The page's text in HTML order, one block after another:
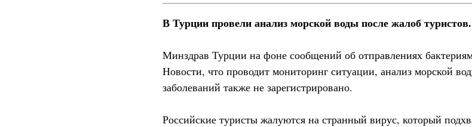
В Турции провели анализ морской воды после жалоб туристов.
Минздрав Турции на фоне сообщений об отправлениях
Новости, что проводит мониторинг ситуации, анализ морской
заболеваний также не зарегистрировано.
Российские туристы жалуются на странный вирус, который